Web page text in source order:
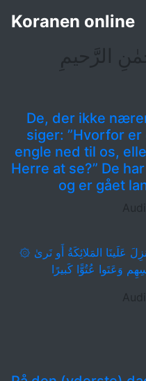
Koranen online
Koranen
الرَّحيمِ
De, der ikke
siger: ”Hvorfor
engle ned til os,
Herre at se?” De
og er gået
۞ وَقالَ الَّذينَ لا يَرجونَ لِقاءَنا لَولا أُنزِلَ عَلَينَا المَلائِكَةُ أَو نَرىٰ
وَعَتَوا عُتُوًّا كَبيرًا